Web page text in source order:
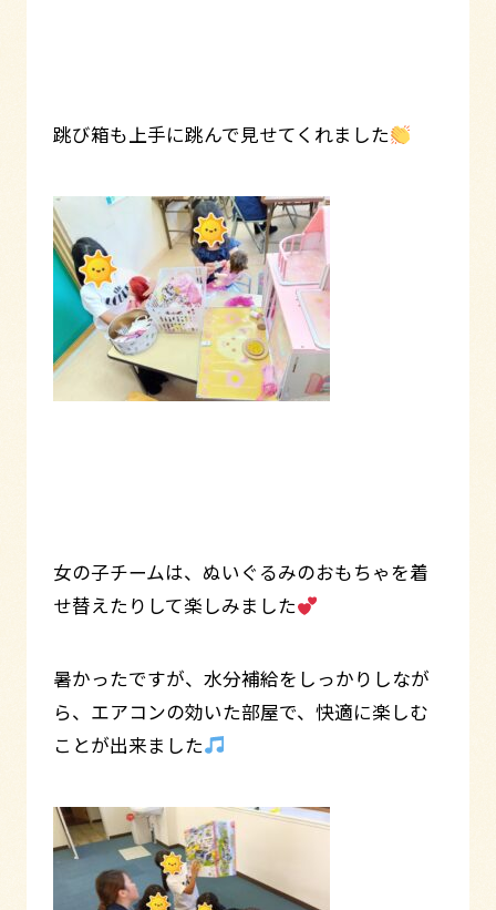
跳び箱も上手に跳んで見せてくれました
女の子チームは、ぬいぐるみのおもちゃを着
せ替えたりして楽しみました
暑かったですが、水分補給をしっかりしなが
ら、エアコンの効いた部屋で、快適に楽しむ
ことが出来ました